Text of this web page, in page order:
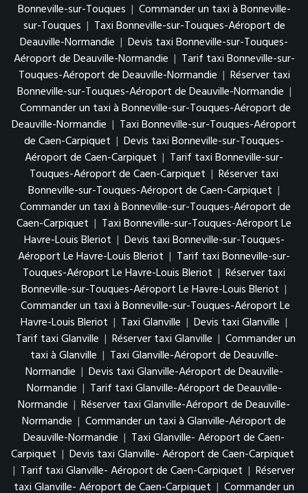
Bonneville-sur-Touques | Commander un taxi à Bonneville-
sur-Touques | Taxi Bonneville-sur-Touques-Aéroport de
Deauville-Normandie | Devis taxi Bonneville-sur-Touques-
Aéroport de Deauville-Normandie | Tarif taxi Bonneville-sur-
Touques-Aéroport de Deauville-Normandie | Réserver taxi
Bonneville-sur-Touques-Aéroport de Deauville-Normandie |
Commander un taxi à Bonneville-sur-Touques-Aéroport de
Deauville-Normandie | Taxi Bonneville-sur-Touques-Aéroport
de Caen-Carpiquet | Devis taxi Bonneville-sur-Touques-
Aéroport de Caen-Carpiquet | Tarif taxi Bonneville-sur-
Touques-Aéroport de Caen-Carpiquet | Réserver taxi
Bonneville-sur-Touques-Aéroport de Caen-Carpiquet |
Commander un taxi à Bonneville-sur-Touques-Aéroport de
Caen-Carpiquet | Taxi Bonneville-sur-Touques-Aéroport Le
Havre-Louis Bleriot | Devis taxi Bonneville-sur-Touques-
Aéroport Le Havre-Louis Bleriot | Tarif taxi Bonneville-sur-
Touques-Aéroport Le Havre-Louis Bleriot | Réserver taxi
Bonneville-sur-Touques-Aéroport Le Havre-Louis Bleriot |
Commander un taxi à Bonneville-sur-Touques-Aéroport Le
Havre-Louis Bleriot | Taxi Glanville | Devis taxi Glanville |
Tarif taxi Glanville | Réserver taxi Glanville | Commander un
taxi à Glanville | Taxi Glanville-Aéroport de Deauville-
Normandie | Devis taxi Glanville-Aéroport de Deauville-
Normandie | Tarif taxi Glanville-Aéroport de Deauville-
Normandie | Réserver taxi Glanville-Aéroport de Deauville-
Normandie | Commander un taxi à Glanville-Aéroport de
Deauville-Normandie | Taxi Glanville- Aéroport de Caen-
Carpiquet | Devis taxi Glanville- Aéroport de Caen-Carpiquet
| Tarif taxi Glanville- Aéroport de Caen-Carpiquet | Réserver
taxi Glanville- Aéroport de Caen-Carpiquet | Commander un